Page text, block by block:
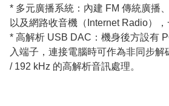
* 多元廣播系統：內建 FM 傳統廣播
以及網路收音機（Internet Radio）
* 高解析 USB DAC：機身後方設有
入端子，連接電腦時可作為非同步
/ 192 kHz 的高解析音訊處理。